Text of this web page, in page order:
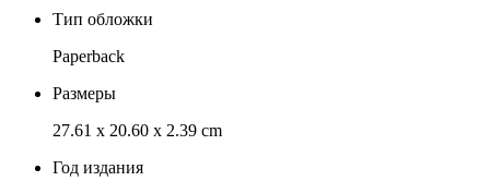
Тип обложки
Paperback
Размеры
27.61 x 20.60 x 2.39 cm
Год издания